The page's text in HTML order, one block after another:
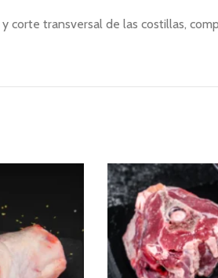
corte transversal de las costillas,